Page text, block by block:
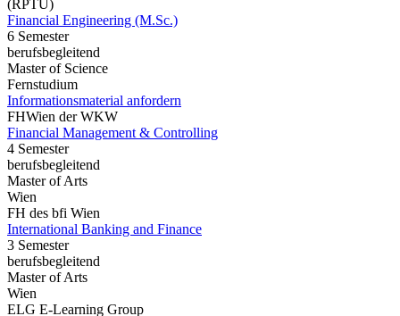
(RPTU)
Financial Engineering (M.Sc.)
6 Semester
berufsbegleitend
Master of Science
Fernstudium
Informationsmaterial anfordern
FHWien der WKW
Financial Management & Controlling
4 Semester
berufsbegleitend
Master of Arts
Wien
FH des bfi Wien
International Banking and Finance
3 Semester
berufsbegleitend
Master of Arts
Wien
ELG E-Learning Group